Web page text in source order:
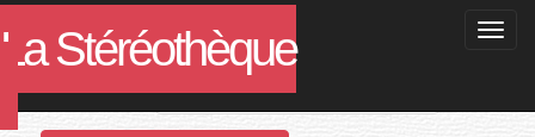
La Stéréothèque
Filtres de la recherche en cours :